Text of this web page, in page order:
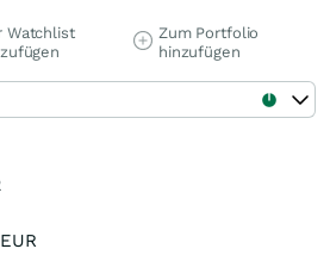
Watchlist
Zum Portfolio
hinzufügen
EUR